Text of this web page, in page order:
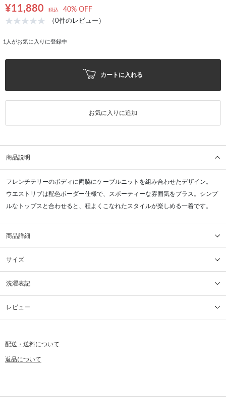
¥11,880
税込 40% OFF
（0件のレビュー）
1 人がお気に入りに登録中
カートに入れる
お気に入りに追加
商品説明
フレンチテリーのボディに両脇にケーブルニットを組み合わせたデザイン。
ウエストリブは配色ボーダー仕様で、スポーティーな雰囲気をプラス。シンプ
ルなトップスと合わせると、程よくこなれたスタイルが楽しめる一着です。
商品詳細
サイズ
洗濯表記
レビュー
配送・送料について
返品について